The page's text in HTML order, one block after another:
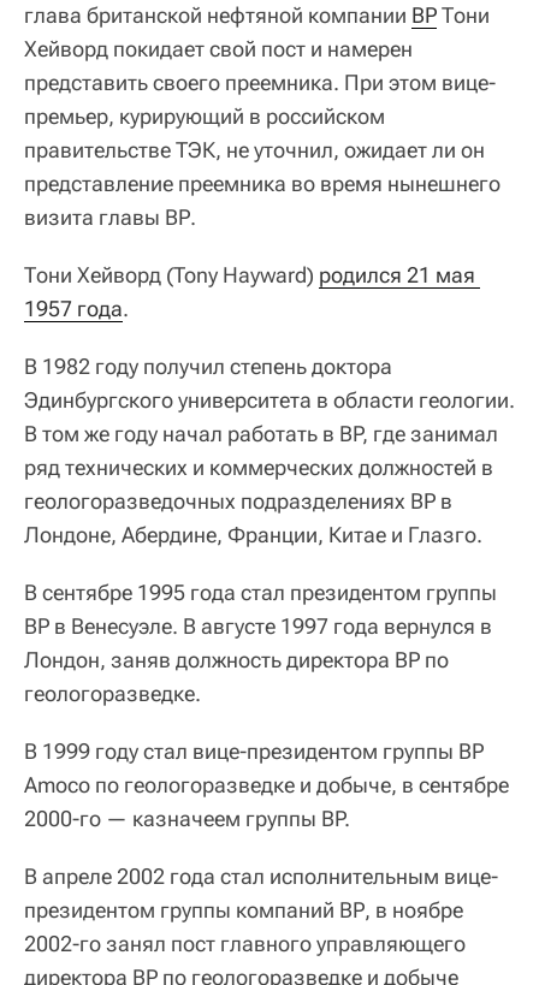
глава британской нефтяной компании ВРТони
Хейворд покидает свой пост и намерен
представить своего преемника. При этом вице-
премьер, курирующий в российском
правительстве ТЭК, не уточнил, ожидает ли он
представление преемника во время нынешнего
визита главы ВР.
Тони Хейворд (Tony Hayward) родился 21 мая
1957 года.
В 1982 году получил степень доктора
Эдинбургского университета в области геологии.
В том же году начал работать в BP, где занимал
ряд технических и коммерческих должностей в
геологоразведочных подразделениях ВР в
Лондоне, Абердине, Франции, Китае и Глазго.
В сентябре 1995 года стал президентом группы
BP в Венесуэле. В августе 1997 года вернулся в
Лондон, заняв должность директора BP по
геологоразведке.
В 1999 году стал вице-президентом группы BP
Amoco по геологоразведке и добыче, в сентябре
2000-го — казначеем группы BP.
В апреле 2002 года стал исполнительным вице-
президентом группы компаний ВР, в ноябре
2002-го занял пост главного управляющего
директора ВР по геологоразведке и добыче